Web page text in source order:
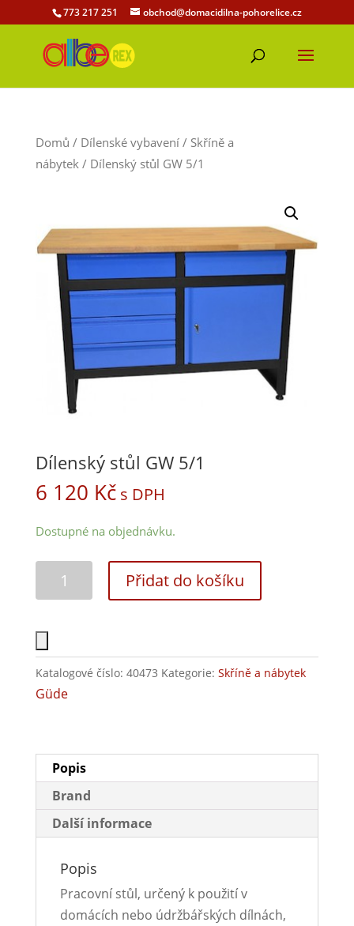
773 217 251 obchod@domacidilna-pohorelice.cz
Domů / Dílenské vybavení/ Skříně a
nábytek/ Dílenský stůl GW 5/1
Dílenský stůl GW 5/1
6 120 Kč s DPH
Dostupné na objednávku.
Přidat do košíku
Katalogové číslo: 40473 Kategorie: Skříně a nábytek
Güde
Popis
Brand
Další informace
Popis
Pracovní stůl, určený k použití v
domácích nebo údržbářských dílnách,